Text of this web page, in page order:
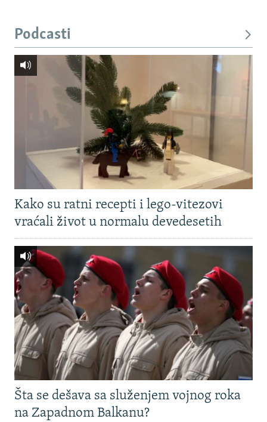
Podcasti
Kako su ratni recepti i lego-vitezovi
vraćali život u normalu devedesetih
Šta se dešava sa služenjem vojnog roka
na Zapadnom Balkanu?